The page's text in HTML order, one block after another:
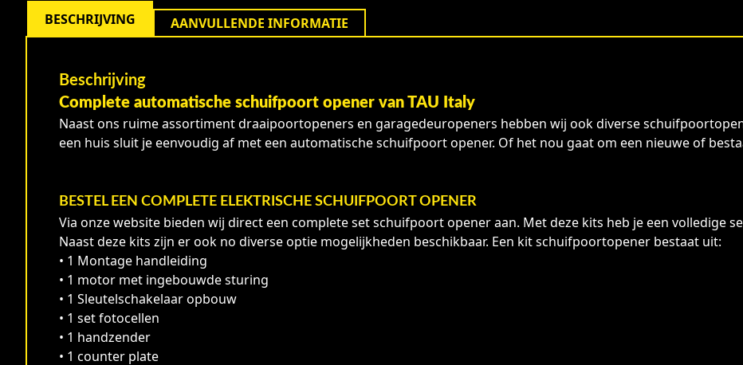
BESCHRIJVING AANVULLENDE INFORMATIE
Beschrijving
Complete automatische schuifpoort opener van TAU Italy
Naast ons ruime assortiment draaipoortopeners en garagedeuropeners hebben wij ook diverse
een huis sluit je eenvoudig af met een automatische schuifpoort opener. Of het nou gaat om een nieuwe of
BESTEL EEN COMPLETE ELEKTRISCHE SCHUIFPOORT OPENER
Via onze website bieden wij direct een complete set schuifpoort opener aan. Met deze kits heb je een volledige
Naast deze kits zijn er ook no diverse optie mogelijkheden beschikbaar. Een kit schuifpoortopener bestaat uit:
• 1 Montage handleiding
• 1 motor met ingebouwde sturing
• 1 Sleutelschakelaar opbouw
• 1 set fotocellen
• 1 handzender
• 1 counter plate